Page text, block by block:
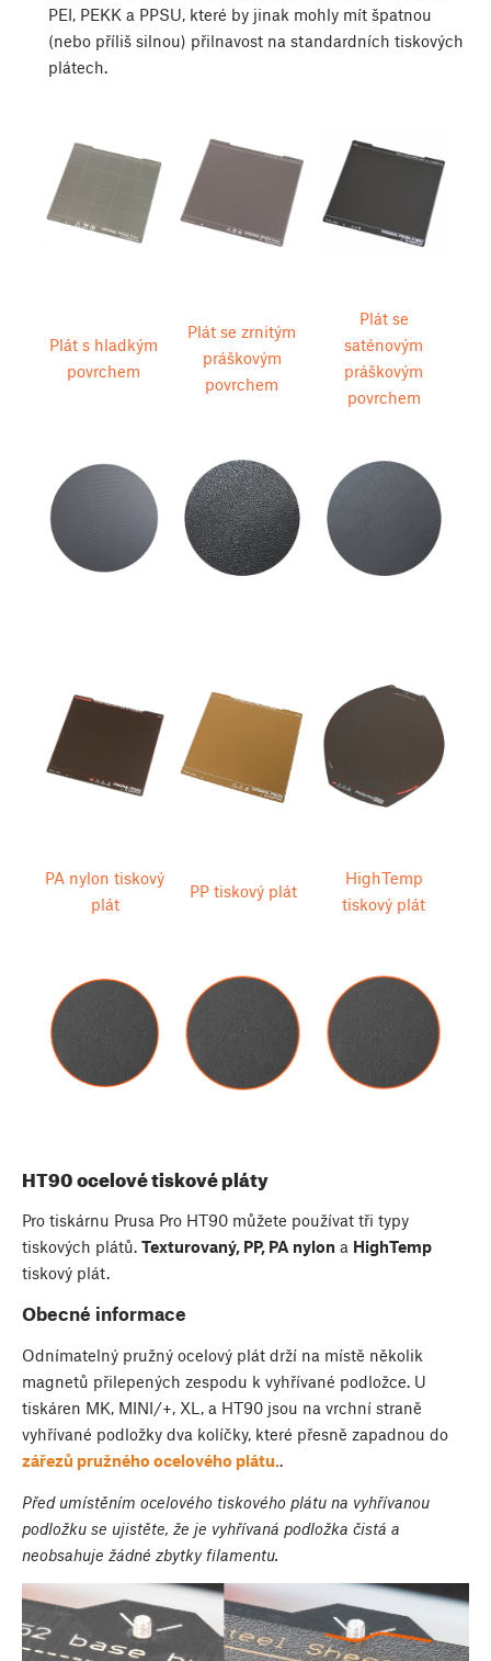
PEI, PEKK a PPSU, které by jinak mohly mít špatnou
(nebo příliš silnou) přilnavost na standardních tiskových
plátech.
Plát s hladkým
povrchem
Plát se zrnitým
práškovým
povrchem
Plát se
saténovým
práškovým
povrchem
PA nylon tiskový
plát
PP tiskový plát
HighTemp
tiskový plát
HT90 ocelové tiskové pláty
Pro tiskárnu Prusa Pro HT90 můžete používat tři typy
tiskových plátů. Texturovaný, PP, PA nylon a HighTemp
tiskový plát.
Obecné informace
Odnímatelný pružný ocelový plát drží na místě několik
magnetů přilepených zespodu k vyhřívané podložce. U
tiskáren MK, MINI/+, XL, a HT90 jsou na vrchní straně
vyhřívané podložky dva kolíčky, které přesně zapadnou do
zářezů pružného ocelového plátu..
Před umístěním ocelového tiskového plátu na vyhřívanou
podložku se ujistěte, že je vyhřívaná podložka čistá a
neobsahuje žádné zbytky filamentu.